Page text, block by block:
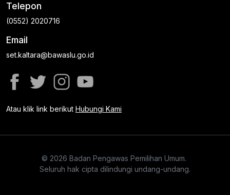
Telepon
(0552) 2020716
Email
set.kaltara@bawaslu.go.id
Atau klik link berikut Hubungi Kami
© 2026 Badan Pengawas Pemilihan Umum.
Seluruh hak cipta dilindungi undang-undang.